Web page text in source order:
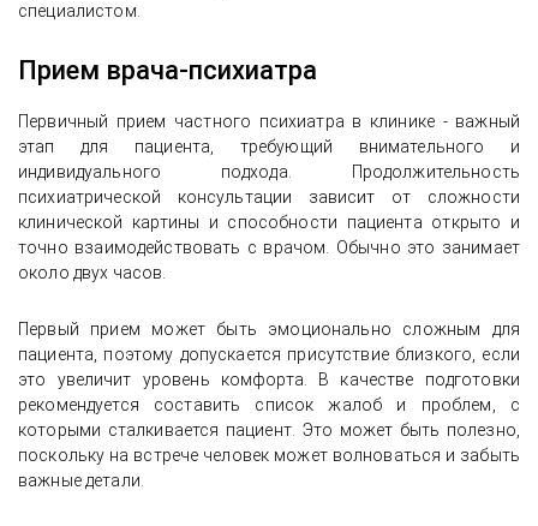
специалистом.
Прием врача-психиатра
Первичный прием частного психиатра в клинике - важный
этап для пациента, требующий внимательного и
индивидуального подхода. Продолжительность
психиатрической консультации зависит от сложности
клинической картины и способности пациента открыто и
точно взаимодействовать с врачом. Обычно это занимает
около двух часов.
Первый прием может быть эмоционально сложным для
пациента, поэтому допускается присутствие близкого, если
это увеличит уровень комфорта. В качестве подготовки
рекомендуется составить список жалоб и проблем, с
которыми сталкивается пациент. Это может быть полезно,
поскольку на встрече человек может волноваться и забыть
важные детали.